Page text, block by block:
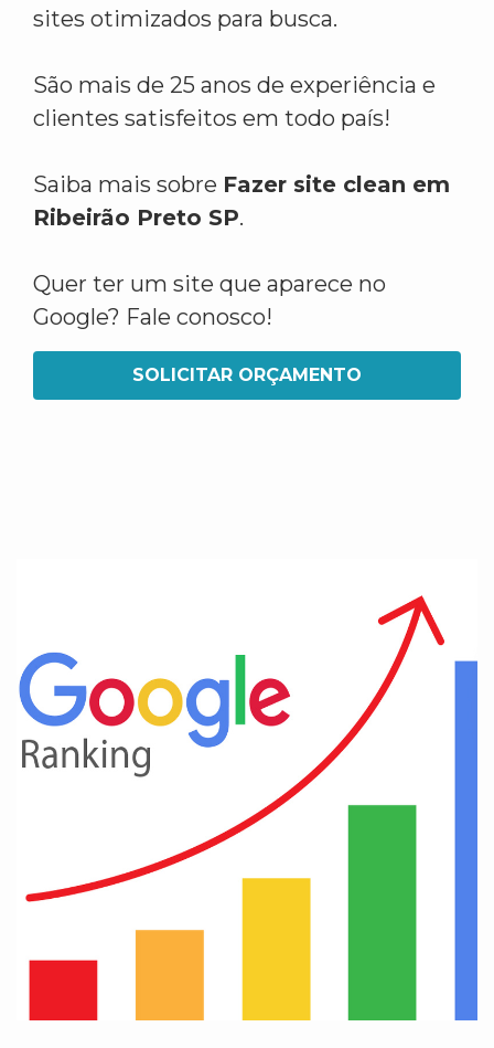
sites otimizados para busca.
São mais de 25 anos de experiência e
clientes satisfeitos em todo país!
Saiba mais sobre Fazer site clean em
Ribeirão Preto SP.
Quer ter um site que aparece no
Google? Fale conosco!
SOLICITAR ORÇAMENTO